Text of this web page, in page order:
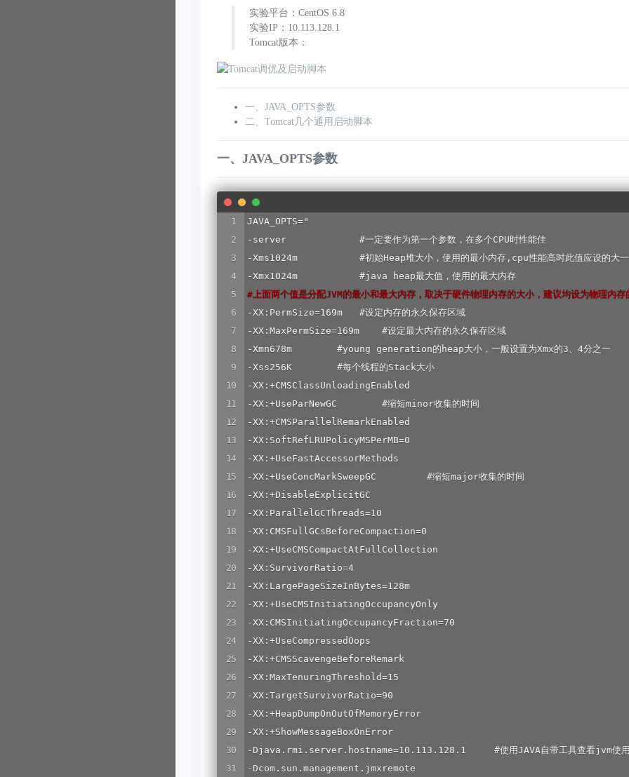
实验平台：CentOS 6.8
实验IP：10.113.128.1
Tomcat版本：
一、JAVA_OPTS参数
二、Tomcat几个通用启动脚本
一、JAVA_OPTS参数
JAVA_OPTS="
-server             #一定要作为第一个参数，在多个CPU时性能佳
-Xms1024m           #初始Heap堆大小，使用的最小内存,cpu性能高时此值应设的大
-Xmx1024m           #java heap最大值，使用的最大内存
#上面两个值是分配JVM的最小和最大内存，取决于硬件物理内存的大小，建议均设为物理内存
-XX:PermSize=169m   #设定内存的永久保存区域
-XX:MaxPermSize=169m    #设定最大内存的永久保存区域
-Xmn678m        #young generation的heap大小，一般设置为Xmx的3、4分之一
-Xss256K        #每个线程的Stack大小
-XX:+CMSClassUnloadingEnabled
-XX:+UseParNewGC        #缩短minor收集的时间
-XX:+CMSParallelRemarkEnabled
-XX:SoftRefLRUPolicyMSPerMB=0
-XX:+UseFastAccessorMethods
-XX:+UseConcMarkSweepGC         #缩短major收集的时间
-XX:+DisableExplicitGC
-XX:ParallelGCThreads=10
-XX:CMSFullGCsBeforeCompaction=0
-XX:+UseCMSCompactAtFullCollection
-XX:SurvivorRatio=4
-XX:LargePageSizeInBytes=128m
-XX:+UseCMSInitiatingOccupancyOnly
-XX:CMSInitiatingOccupancyFraction=70
-XX:+UseCompressedOops
-XX:+CMSScavengeBeforeRemark
-XX:MaxTenuringThreshold=15
-XX:TargetSurvivorRatio=90
-XX:+HeapDumpOnOutOfMemoryError
-XX:+ShowMessageBoxOnError
-Djava.rmi.server.hostname=10.113.128.1     #使用JAVA自带工具查看jvm使用
-Dcom.sun.management.jmxremote